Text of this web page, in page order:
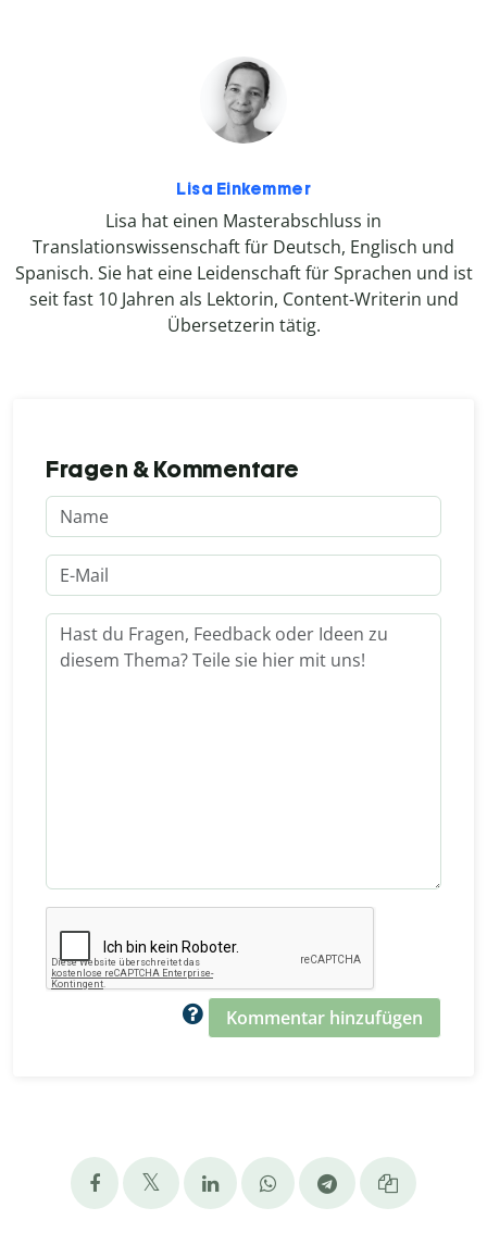
Lisa Einkemmer
Lisa hat einen Masterabschluss in
Translationswissenschaft für Deutsch, Englisch und
Spanisch. Sie hat eine Leidenschaft für Sprachen und ist
seit fast 10 Jahren als Lektorin, Content-Writerin und
Übersetzerin tätig.
Fragen & Kommentare
Kommentar hinzufügen